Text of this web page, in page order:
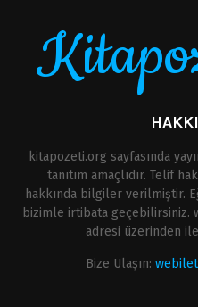
kitapozeti.org sayfasında
tanıtım amaçlıdır. Telif
hakkında bilgiler verilmiştir.
bizimle irtibata geçebilirsiniz.
adresi üzerinden
Bize Ulaşın: